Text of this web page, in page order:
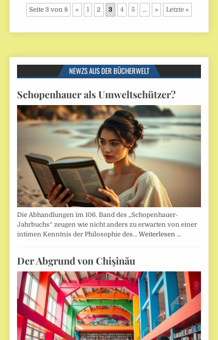
Seite 3 von 8 « 1 2 3 4 5 ... » Letzte »
NEWZS AUS DER BÜCHERWELT
Schopenhauer als Umweltschützer?
Die Abhandlungen im 106. Band des „Schopenhauer-
Jahrbuchs“ zeugen wie nicht anders zu erwarten von einer
intimen Kenntnis der Philosophie des…Weiterlesen …
Der Abgrund von Chişinău